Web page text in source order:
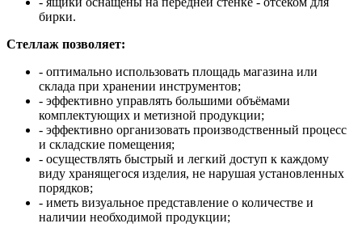
бирки.
Стеллаж позволяет:
- оптимально использовать площадь магазина или
склада при хранении инструментов;
- эффективно управлять большими объёмами
комплектующих и метизной продукции;
- эффективно организовать производственный процесс
и складские помещения;
- осуществлять быстрый и легкий доступ к каждому
виду хранящегося изделия, не нарушая установленных
порядков;
- иметь визуальное представление о количестве и
наличии необходимой продукции;